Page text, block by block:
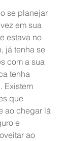
se planejar
em sua
estava no
já tenha se
com a sua
tenha
Existem
que
ao chegar lá
e
ao